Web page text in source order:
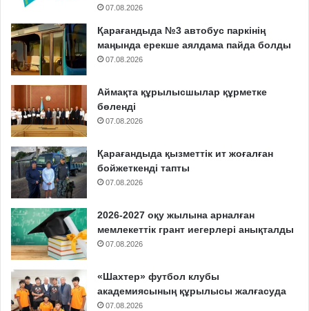
07.08.2026
Қарағандыда №3 автобус паркінің
маңында ерекше аялдама пайда болды
07.08.2026
Аймақта құрылысшылар құрметке
бөленді
07.08.2026
Қарағандыда қызметтік ит жоғалған
бойжеткенді тапты
07.08.2026
2026-2027 оқу жылына арналған
мемлекеттік грант иегерлері анықталды
07.08.2026
«Шахтер» футбол клубы
академиясының құрылысы жалғасуда
07.08.2026